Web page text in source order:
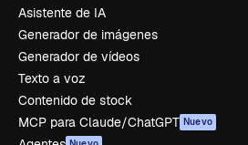
Asistente de IA
Generador de imágenes
Generador de vídeos
Texto a voz
Contenido de stock
MCP para Claude/ChatGPT Nuevo